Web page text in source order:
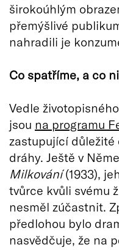
širokoúhlým
přemýšlivé
nahradili je
Co spatříme, a co
Vedle
jsou na programu
zastupující
dráhy. Ještě v
Milkování(1933),
tvůrce kvůli svému
nesměl zúčastnit.
předlohou bylo
nasvědčuje, že na